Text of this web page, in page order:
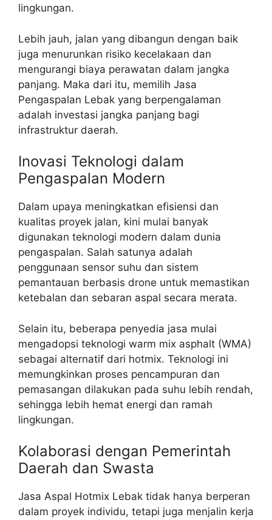
lingkungan.
Lebih jauh, jalan yang dibangun dengan baik
juga menurunkan risiko kecelakaan dan
mengurangi biaya perawatan dalam jangka
panjang. Maka dari itu, memilih Jasa
Pengaspalan Lebak yang berpengalaman
adalah investasi jangka panjang bagi
infrastruktur daerah.
Inovasi Teknologi dalam
Pengaspalan Modern
Dalam upaya meningkatkan efisiensi dan
kualitas proyek jalan, kini mulai banyak
digunakan teknologi modern dalam dunia
pengaspalan. Salah satunya adalah
penggunaan sensor suhu dan sistem
pemantauan berbasis drone untuk memastikan
ketebalan dan sebaran aspal secara merata.
Selain itu, beberapa penyedia jasa mulai
mengadopsi teknologi warm mix asphalt (WMA)
sebagai alternatif dari hotmix. Teknologi ini
memungkinkan proses pencampuran dan
pemasangan dilakukan pada suhu lebih rendah,
sehingga lebih hemat energi dan ramah
lingkungan.
Kolaborasi dengan Pemerintah
Daerah dan Swasta
Jasa Aspal Hotmix Lebak tidak hanya berperan
dalam proyek individu, tetapi juga menjalin kerja